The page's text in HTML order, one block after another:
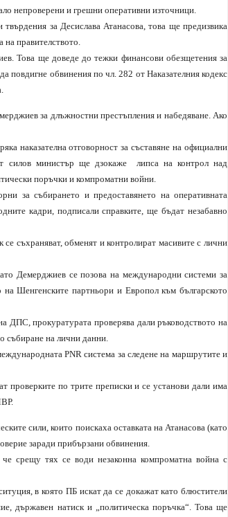
непроверени и грешни оперативни източници.
за Десислава Атанасова, това ще предизвика
на правителството.
Това ще доведе до тежки финансови обезщетения за
повдигне обвинения по чл. 282 от Наказателния кодекс
за длъжностни престъпления и набедяване. Ако
наказателна отговорност за съставяне на официални
силов министър ще дзокаже липса на контрол над
поръчки и компроматни войни.
за събирането и предоставянето на оперативната
кадри, подписали справките, ще бъдат незабавно
съхраняват, обменят и контролират масивите с лични
Демерджиев се позова на международни системи за
Шенгенските партньори и Европол към българското
прокуратурата проверява дали ръководството на
събиране на лични данни.
PNR система за следене на маршрутите и
проверките по трите преписки и се установи дали има
сили, които поискаха оставката на Атанасова (като
заради прибързани обвинения.
срещу тях се води незаконна компроматна война с
в която ПБ искат да се докажат като блюстители
държавен натиск и „политическа поръчка“. Това ще